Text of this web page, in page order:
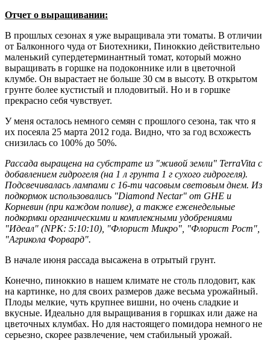
Отчет о выращивании:
В прошлых сезонах я уже выращивала эти томаты. В отличии
от Балконного чуда от Биотехники, Пиноккио действительно
маленький супердетерминантный томат, который можно
выращивать в горшке на подоконнике или в цветочной
клумбе. Он вырастает не больше 30 см в высоту. В открытом
грунте более кустистый и плодовитый. Но и в горшке
прекрасно себя чувствует.
У меня осталось немного семян с прошлого сезона, так что я
их посеяла 25 марта 2012 года. Видно, что за год всхожесть
снизилась со 100% до 50%.
Рассада выращена на субстрате из "живой земли" TerraVita с
добавлением гидрогеля (на 1 л грунта 1 г сухого гидрогеля).
Подсвечивалась лампами с 16-ти часовым световым днем. Из
подкормок использовались "Diamond Nectar" от GHE и
Корневин (при каждом поливе), а также еженедельные
подкормки органическими и комплексными удобрениями
"Идеал" (NPK: 5:10:10), "Флорист Микро", "Флорист Рост",
"Агрикола Форвард".
В начале июня рассада высажена в отрытый грунт.
Конечно, пиноккио в нашем климате не столь плодовит, как
на картинке, но для своих размеров даже весьма урожайный.
Плоды мелкие, чуть крупнее вишни, но очень сладкие и
вкусные. Идеально для выращивания в горшках или даже на
цветочных клумбах. Но для настоящего помидора немного не
серьезно, скорее развлечение, чем стабильный урожай.